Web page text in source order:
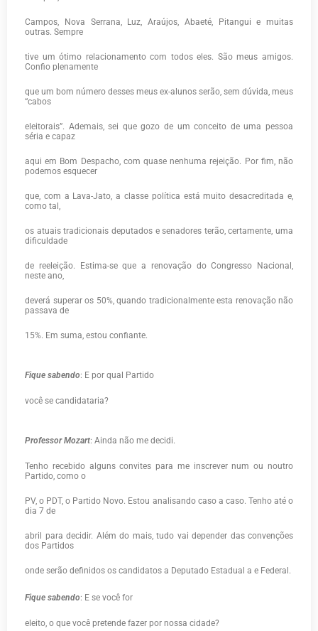
Campos, Nova Serrana, Luz, Araújos, Abaeté, Pitangui e muitas
outras. Sempre
tive um ótimo relacionamento com todos eles. São meus amigos.
Confio plenamente
que um bom número desses meus ex-alunos serão, sem dúvida, meus
“cabos
eleitorais”. Ademais, sei que gozo de um conceito de uma pessoa
séria e capaz
aqui em Bom Despacho, com quase nenhuma rejeição. Por fim, não
podemos esquecer
que, com a Lava-Jato, a classe política está muito desacreditada e,
como tal,
os atuais tradicionais deputados e senadores terão, certamente, uma
dificuldade
de reeleição. Estima-se que a renovação do Congresso Nacional,
neste ano,
deverá superar os 50%, quando tradicionalmente esta renovação não
passava de
15%. Em suma, estou confiante.
Fique sabendo: E por qual Partido
você se candidataria?
Professor Mozart: Ainda não me decidi.
Tenho recebido alguns convites para me inscrever num ou noutro
Partido, como o
PV, o PDT, o Partido Novo. Estou analisando caso a caso. Tenho até o
dia 7 de
abril para decidir. Além do mais, tudo vai depender das convenções
dos Partidos
onde serão definidos os candidatos a Deputado Estadual a e Federal.
Fique sabendo: E se você for
eleito, o que você pretende fazer por nossa cidade?